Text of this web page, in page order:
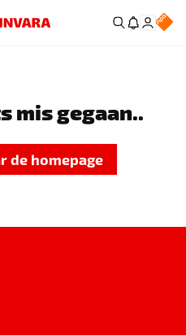
mis gegaan..
de homepage